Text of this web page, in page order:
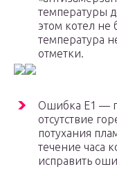
температуры
этом котел не
температура
отметки.
Ошибка Е1 —
отсутствие
потухания
течение часа
исправить